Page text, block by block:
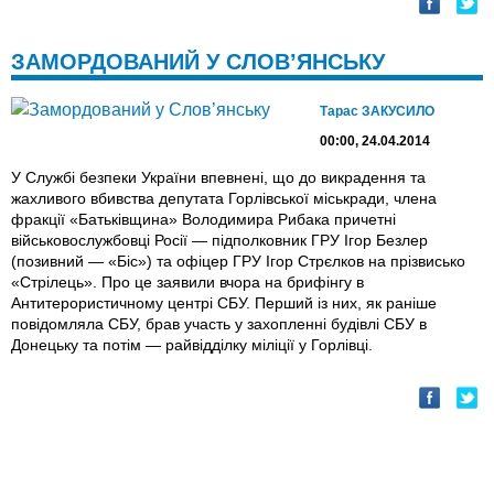
ЗАМОРДОВАНИЙ У СЛОВ’ЯНСЬКУ
Тарас ЗАКУСИЛО
00:00, 24.04.2014
У Службі безпеки України впевнені, що до викрадення та
жахливого вбивства депутата Горлівської міськради, члена
фракції «Батьківщина» Володимира Рибака причетні
військовослужбовці Росії — підполковник ГРУ Ігор Безлер
(позивний — «Біс») та офіцер ГРУ Ігор Стрєлков на прізвисько
«Стрілець». Про це заявили вчора на брифінгу в
Антитерористичному центрі СБУ. Перший iз них, як раніше
повідомляла СБУ, брав участь у захопленні будівлі СБУ в
Донецьку та потім — райвідділку міліції у Горлівці.